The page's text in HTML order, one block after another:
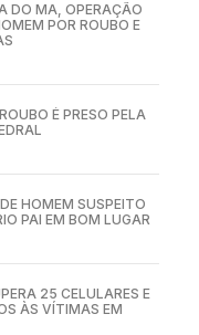
DO MA, OPERAÇÃO
POR ROUBO E
É PRESO PELA
HOMEM SUSPEITO
PAI EM BOM LUGAR
25 CELULARES E
ÀS VÍTIMAS EM